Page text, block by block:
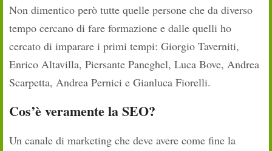
Non dimentico però tutte quelle persone che da diverso
tempo cercano di fare formazione e dalle quelli ho
cercato di imparare i primi tempi: Giorgio Taverniti,
Enrico Altavilla, Piersante Paneghel, Luca Bove, Andrea
Scarpetta, Andrea Pernici e Gianluca Fiorelli.
Cos’è veramente la SEO?
Un canale di marketing che deve avere come fine la